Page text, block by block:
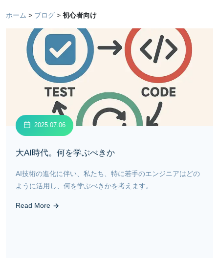
ホーム ブログ 初心者向け
2025.07.06
大AI時代。何を学ぶべきか
AI技術の進化に伴い、私たち、特に若手のエンジニアはどの
ように活用し、何を学ぶべきかを考えます。
Read More